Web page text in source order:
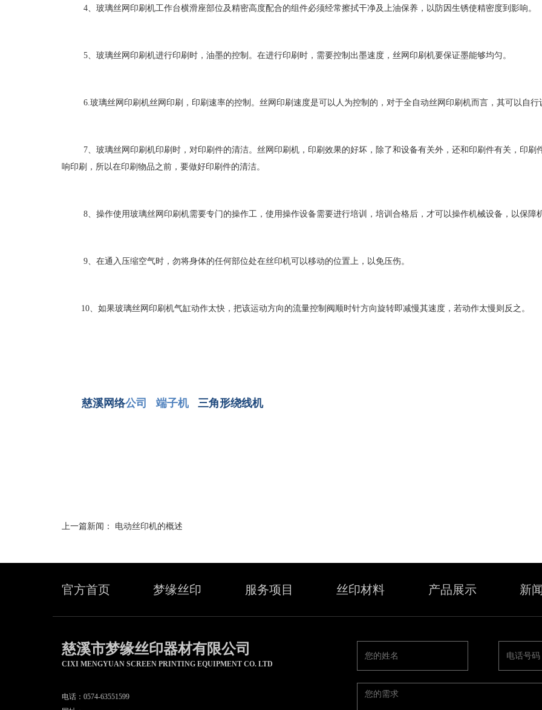
4、玻璃丝网印刷机工作台横滑座部位及精密高度配合的组件必须经常擦拭干净及上油保养，以防因生锈使精密度到影响。
5、玻璃丝网印刷机进行印刷时，油墨的控制。在进行印刷时，需要控制出墨速度，丝网印刷机要保证墨能够均匀。
6.玻璃丝网印刷机丝网印刷，印刷速率的控制。丝网印刷速度是可以人为控制的，对于全自动丝网印刷机而言，其可以自行
7、玻璃丝网印刷机印刷时，对印刷件的清洁。丝网印刷机，印刷效果的好坏，除了和设备有关外，还和印刷件有关，印
响印刷，所以在印刷物品之前，要做好印刷件的清洁。
8、操作使用玻璃丝网印刷机需要专门的操作工，使用操作设备需要进行培训，培训合格后，才可以操作机械设备，以保障
9、在通入压缩空气时，勿将身体的任何部位处在丝印机可以移动的位置上，以免压伤。
10、如果玻璃丝网印刷机气缸动作太快，把该运动方向的流量控制阀顺时针方向旋转即减慢其速度，若动作太慢则反之。
慈溪网络公司 端子机 三角形绕线机
上一篇新闻： 电动丝印机的概述
官方首页 梦缘丝印 服务项目 丝印材料 产品展示 新
慈溪市梦缘丝印器材有限公司
CIXI MENGYUAN SCREEN PRINTING EQUIPMENT CO. LTD
电话：0574-63551599